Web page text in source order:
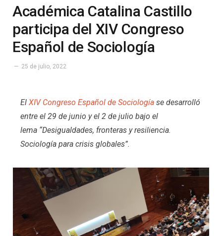
Académica Catalina Castillo
participa del XIV Congreso
Español de Sociología
25 de julio, 2022
El XIV Congreso Español de Sociologíase desarrolló
entre el 29 de junio y el 2 de julio bajo el
lema “Desigualdades, fronteras y resiliencia.
Sociología para crisis globales”.